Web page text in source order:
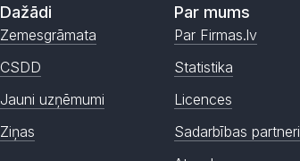
Dažādi
Zemesgrāmata
CSDD
Jauni uzņēmumi
Ziņas
Par mums
Par Firmas.lv
Statistika
Licences
Sadarbības partneri